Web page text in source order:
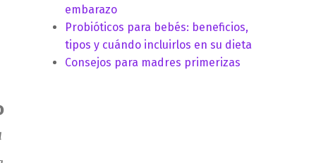
embarazo
Probióticos para bebés: beneficios,
tipos y cuándo incluirlos en su dieta
Consejos para madres primerizas